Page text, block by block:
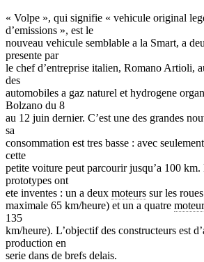
« Volpe », qui signifie « vehicule original
d’emissions », est le
nouveau vehicule semblable a la Smart, a
presente par
le chef d’entreprise italien, Romano Artioli,
des
automobiles a gaz naturel et hydrogene
Bolzano du 8
au 12 juin dernier. C’est une des grandes
sa
consommation est tres basse : avec
cette
petite voiture peut parcourir jusqu’a 100
prototypes ont
ete inventes : un a deux moteurs sur les
maximale 65 km/heure) et un a quatre
135
km/heure). L’objectif des constructeurs est
production en
serie dans de brefs delais.